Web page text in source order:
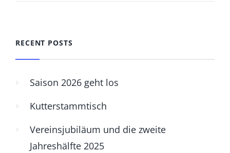
RECENT POSTS
Saison 2026 geht los
Kutterstammtisch
Vereinsjubiläum und die zweite
Jahreshälfte 2025